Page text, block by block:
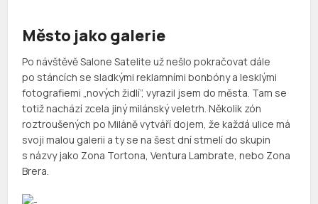
Město jako galerie
Po návštěvě Salone Satelite už nešlo pokračovat dále
po stáncích se sladkými reklamními bonbóny a lesklými
fotografiemi „nových židlí”, vyrazil jsem do města. Tam se
totiž nachází zcela jiný milánský veletrh. Několik zón
roztroušených po Miláně vytváří dojem, že každá ulice má
svoji malou galerii a ty se na šest dní stmelí do skupin
s názvy jako Zona Tortona, Ventura Lambrate, nebo Zona
Brera.